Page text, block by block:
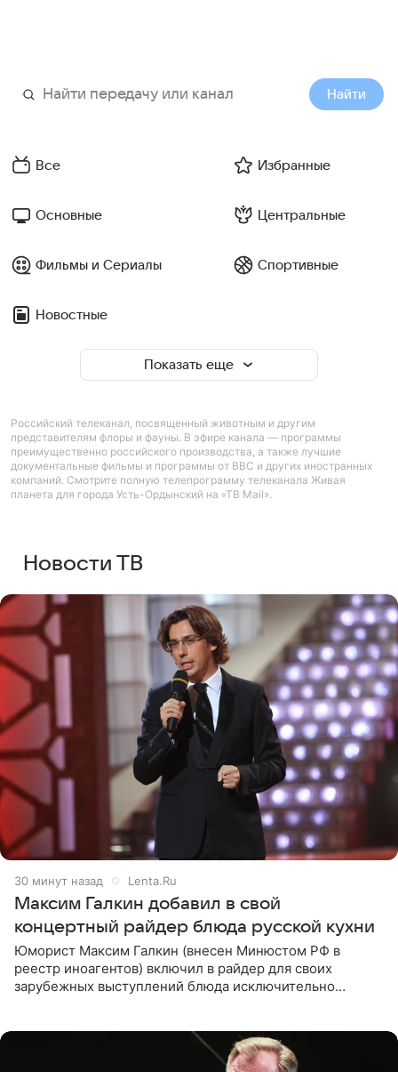
Найти
Все Избранные
Основные Центральные
Фильмы и Сериалы Спортивные
Новостные
Показать еще
Российский телеканал, посвященный животным и другим
представителям флоры и фауны. В эфире канала — программы
преимущественно российского производства, а также лучшие
документальные фильмы и программы от BBC и других иностранных
компаний. Смотрите полную телепрограмму телеканала Живая
планета для города Усть-Ордынский на «ТВ Mail».
Новости ТВ
30 минут назад Lenta.Ru
Максим Галкин добавил в свой
концертный райдер блюда русской кухни
Юморист Максим Галкин (внесен Минюстом РФ в
реестр иноагентов) включил в райдер для своих
зарубежных выступлений блюда исключительно